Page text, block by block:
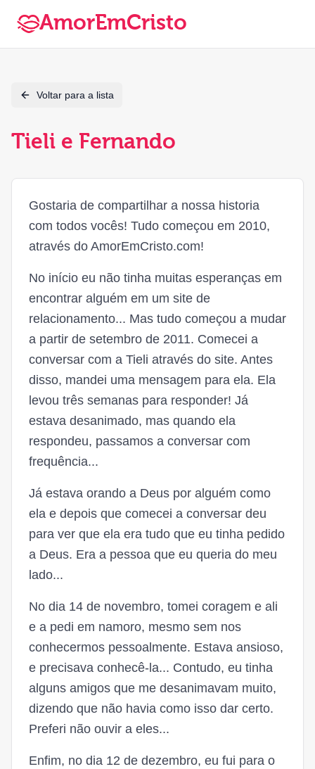
AmorEmCristo
Voltar para a lista
Tieli e Fernando
Gostaria de compartilhar a nossa historia
com todos vocês! Tudo começou em 2010,
através do AmorEmCristo.com!
No início eu não tinha muitas esperanças em
encontrar alguém em um site de
relacionamento... Mas tudo começou a mudar
a partir de setembro de 2011. Comecei a
conversar com a Tieli através do site. Antes
disso, mandei uma mensagem para ela. Ela
levou três semanas para responder! Já
estava desanimado, mas quando ela
respondeu, passamos a conversar com
frequência...
Já estava orando a Deus por alguém como
ela e depois que comecei a conversar deu
para ver que ela era tudo que eu tinha pedido
a Deus. Era a pessoa que eu queria do meu
lado...
No dia 14 de novembro, tomei coragem e ali
e a pedi em namoro, mesmo sem nos
conhecermos pessoalmente. Estava ansioso,
e precisava conhecê-la... Contudo, eu tinha
alguns amigos que me desanimavam muito,
dizendo que não havia como isso dar certo.
Preferi não ouvir a eles...
Enfim, no dia 12 de dezembro, eu fui para o